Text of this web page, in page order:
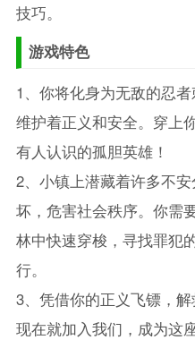
技巧。
游戏特色
1、你将化身为无敌的忍
维护着正义和安全。穿上
有人认识的孤胆英雄！
2、小镇上潜藏着许多不
坏，危害社会秩序。你需
林中快速穿梭，寻找罪犯
行。
3、凭借你的正义飞镖，解
现在就加入我们，成为这